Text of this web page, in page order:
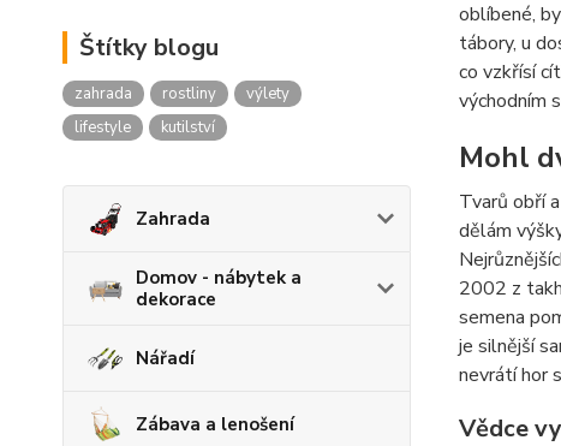
Štítky blogu
zahrada rostliny
výlety
lifestyle
kutilství
Zahrada
Domov - nábytek a
dekorace
Nářadí
Zábava a lenošení
oblíbené,
tábory, u
co vzkřísí
východním
Mohl
Tvarů obří
dělám
2002 z
semena
je silnější
nevrátí hor
Vědce